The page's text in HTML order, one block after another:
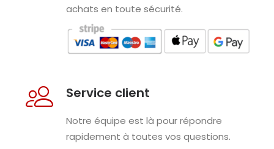
achats en toute sécurité.
Service client
Notre équipe est là pour répondre
rapidement à toutes vos questions.